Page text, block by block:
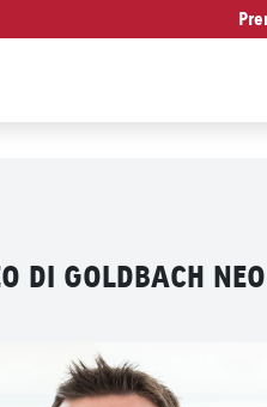
DI GOLDBACH NEO